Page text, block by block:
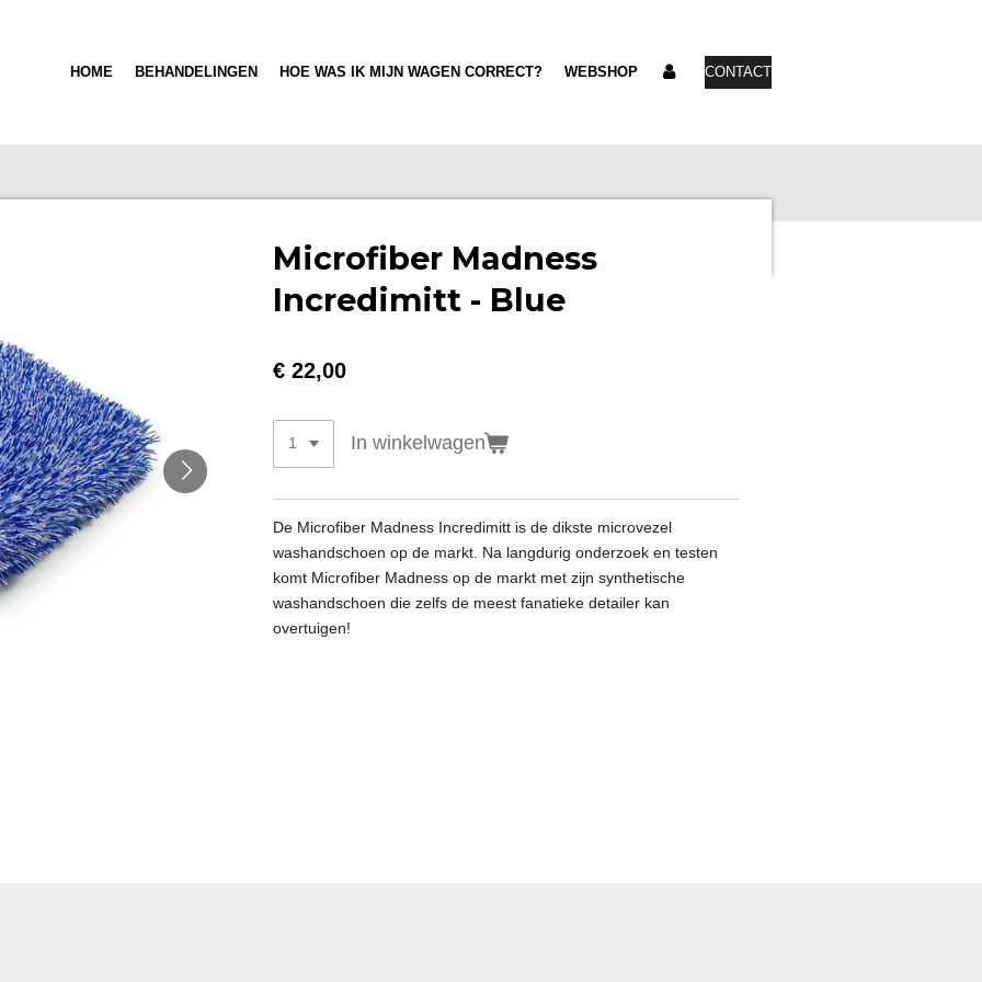
HOME BEHANDELINGEN HOE WAS IK MIJN WAGEN CORRECT? WEBSHOP CONTACT
Microfiber Madness
Incredimitt - Blue
€ 22,00
In winkelwagen
De Microfiber Madness Incredimitt is de dikste microvezel
washandschoen op de markt. Na langdurig onderzoek en testen
komt Microfiber Madness op de markt met zijn synthetische
washandschoen die zelfs de meest fanatieke detailer kan
overtuigen!